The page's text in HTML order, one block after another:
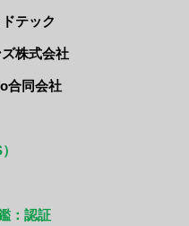
テック
株式会社
合同会社
：認証